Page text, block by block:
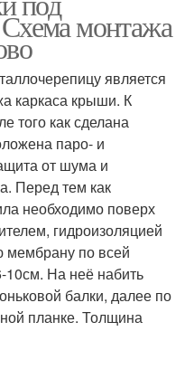
монтажа
является
каркаса крыши. К
того как сделана
паро- и
от шума и
Перед тем как
необходимо поверх
гидроизоляцией
мембрану по всей
10см. На неё набить
балки, далее по
планке. Толщина